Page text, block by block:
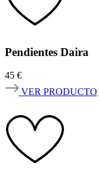
Pendientes Daira
45 €
VER PRODUCTO